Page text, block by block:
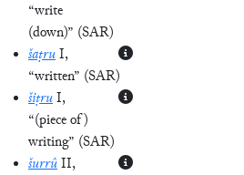
“write
(down)” (SAR)
šaṭruI,
“written” (SAR)
šiṭruI,
“(piece of)
writing” (SAR)
šurrûII,